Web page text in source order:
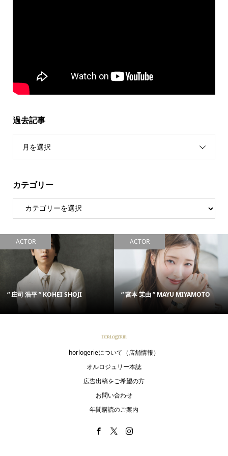
過去記事
月を選択
カテゴリー
ACTOR
“ 庄司 浩平 ” KOHEI SHOJI
ACTOR
“ 宮本 茉由 ” MAYU MIYAMOTO
horlogerieについて（店舗情報）
オルロジュリー本誌
広告出稿をご希望の方
お問い合わせ
年間購読のご案内